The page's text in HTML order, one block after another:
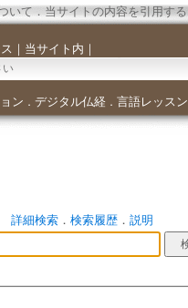
いて．当サイトの内容を引用する
｜ 当サイト内 ｜
ン ． デジタル仏経． 言語レッスン
詳細検索． 検索履歴． 説明